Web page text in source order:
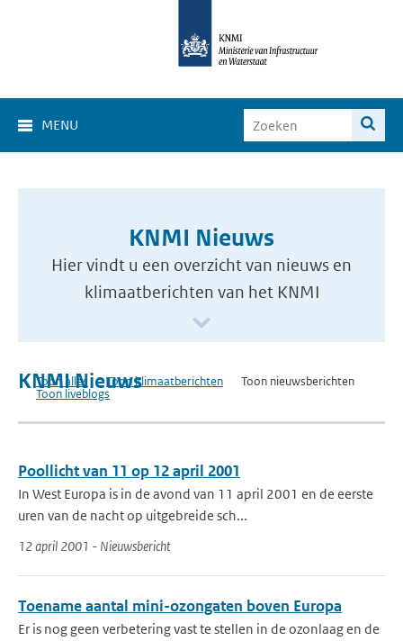
MENU
KNMI Nieuws
Hier vindt u een overzicht van nieuws en
klimaatberichten van het KNMI
KNMI Nieuws
Toon alles Toon klimaatberichten
Toon nieuwsberichten
Toon liveblogs
Poollicht van 11 op 12 april 2001
In West Europa is in de avond van 11 april 2001 en de eerste
uren van de nacht op uitgebreide sch...
12 april 2001 - Nieuwsbericht
Toename aantal mini-ozongaten boven Europa
Er is nog geen verbetering vast te stellen in de ozonlaag en de